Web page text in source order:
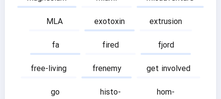
MLA
exotoxin
extrusion
fa
fired
fjord
free-living
frenemy
get involved
go
histo-
hom-